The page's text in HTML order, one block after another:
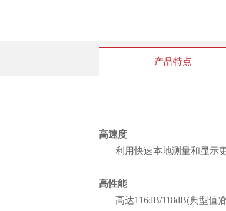
产品特点
高速度
利用快速本地测量和显示
高性能
高达116dB/118dB(典型值